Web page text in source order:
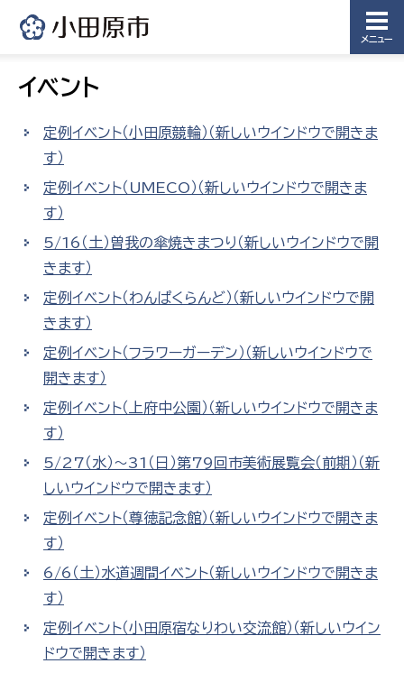
メニュー
イベント
定例イベント（小田原競輪）（新しいウインドウで開きま
す）
定例イベント（UMECO）（新しいウインドウで開きま
す）
5/16（土）曽我の傘焼きまつり（新しいウインドウで開
きます）
定例イベント（わんぱくらんど）（新しいウインドウで開
きます）
定例イベント（フラワーガーデン）（新しいウインドウで
開きます）
定例イベント（上府中公園）（新しいウインドウで開きま
す）
5/27（水）～31（日）第79回市美術展覧会（前期）（新
しいウインドウで開きます）
定例イベント（尊徳記念館）（新しいウインドウで開きま
す）
6/6（土）水道週間イベント（新しいウインドウで開きま
す）
定例イベント（小田原宿なりわい交流館）（新しいウイン
ドウで開きます）